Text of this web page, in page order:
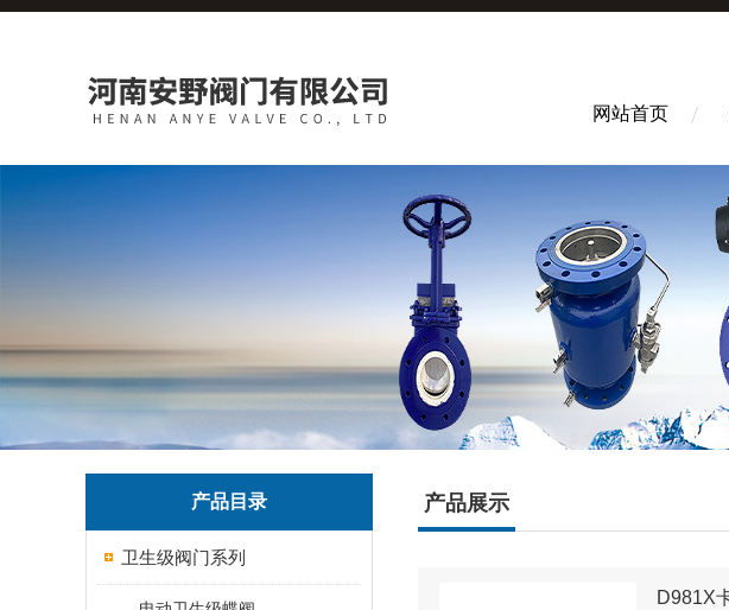
网站首页
产品目录
卫生级阀门系列
产品展示